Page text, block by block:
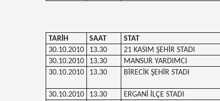
TARİH SAAT
STAT
30.10.2010
13.30
21 KASIM ŞEHİR STADI
30.10.2010
13.30
MANSUR YARDIMCI
30.10.2010
13.30 BİRECİK ŞEHİR STADI
30.10.2010 13.30
ERGANİ İLÇE STADI